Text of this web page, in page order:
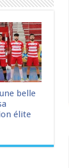
belle
élite